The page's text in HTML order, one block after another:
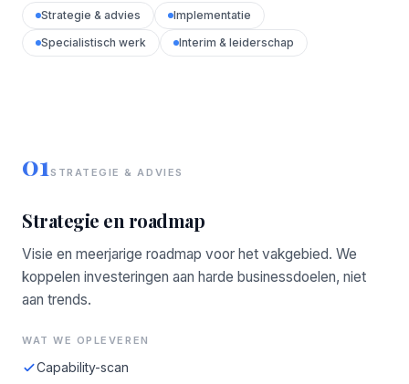
Strategie & advies
Implementatie
Specialistisch werk
Interim & leiderschap
01STRATEGIE & ADVIES
Strategie en roadmap
Visie en meerjarige roadmap voor het vakgebied. We
koppelen investeringen aan harde businessdoelen, niet
aan trends.
WAT WE OPLEVEREN
Capability-scan